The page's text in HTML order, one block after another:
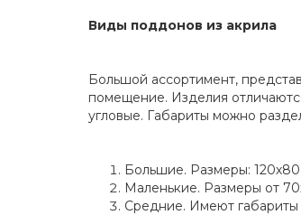
Виды поддонов из акрила
Большой ассортимент,
помещение. Изделия
угловые. Габариты можно
Большие. Размеры:
Маленькие. Размеры от
Средние. Имеют